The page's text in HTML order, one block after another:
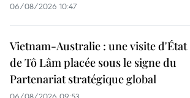
06/08/2026 10:47
Vietnam-Australie : une visite d'État
de Tô Lâm placée sous le signe du
Partenariat stratégique global